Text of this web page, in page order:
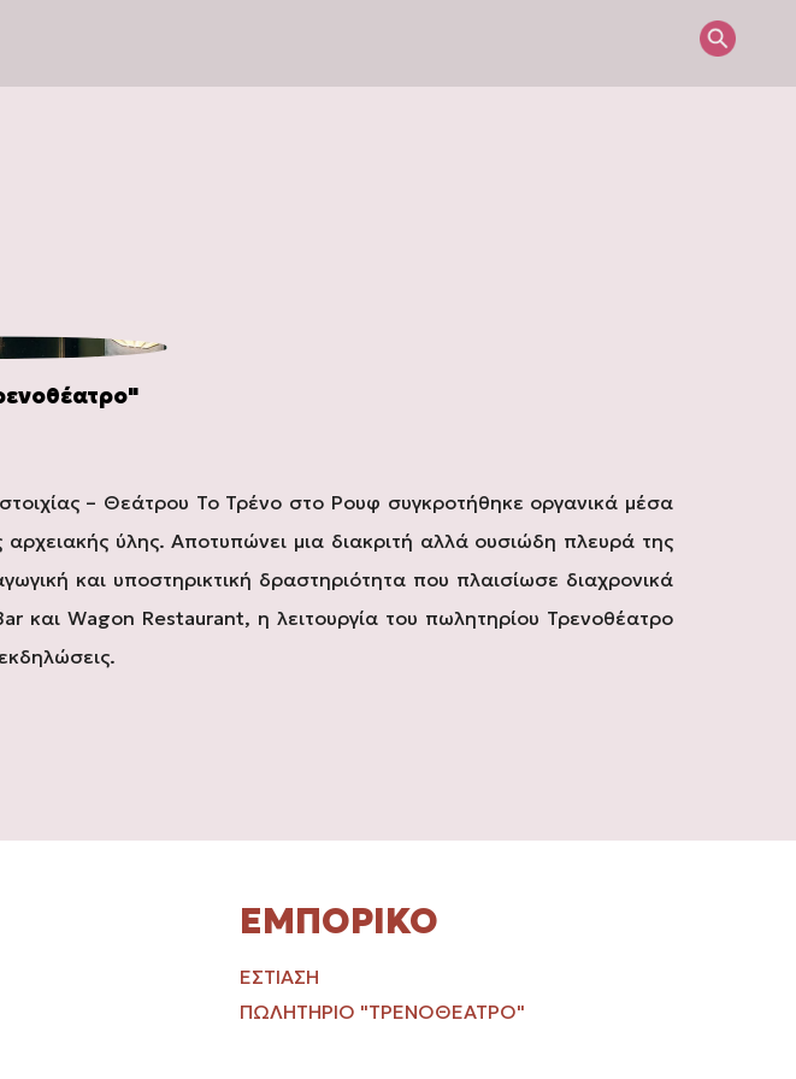
– Θεάτρου Το Τρένο στο Ρουφ συγκροτήθηκε οργανικά μέσα
ύλης. Αποτυπώνει μια διακριτή αλλά ουσιώδη πλευρά της
και υποστηρικτική δραστηριότητα που πλαισίωσε διαχρονικά
και Wagon Restaurant, η λειτουργία του πωλητηρίου Τρενοθέατρο
ΕΜΠΟΡΙΚΌ
ΕΣΤΊΑΣΗ
ΠΩΛΗΤΉΡΙΟ "ΤΡΕΝΟΘΈΑΤΡΟ"